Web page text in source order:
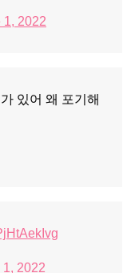
1, 2022
있어 왜 포기해
1, 2022